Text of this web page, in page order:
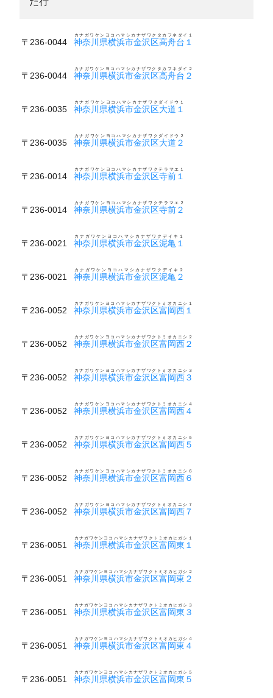
〒236-0044 神奈川県横浜市金沢区高舟台１
カナガワケンヨコハマシカナザワクタカフネダイ１
〒236-0044 神奈川県横浜市金沢区高舟台２
カナガワケンヨコハマシカナザワクタカフネダイ２
〒236-0035 神奈川県横浜市金沢区大道１
カナガワケンヨコハマシカナザワクダイドウ１
〒236-0035 神奈川県横浜市金沢区大道２
カナガワケンヨコハマシカナザワクダイドウ２
〒236-0014 神奈川県横浜市金沢区寺前１
カナガワケンヨコハマシカナザワクテラマエ１
〒236-0014 神奈川県横浜市金沢区寺前２
カナガワケンヨコハマシカナザワクテラマエ２
〒236-0021 神奈川県横浜市金沢区泥亀１
カナガワケンヨコハマシカナザワクデイキ１
〒236-0021 神奈川県横浜市金沢区泥亀２
カナガワケンヨコハマシカナザワクデイキ２
〒236-0052 神奈川県横浜市金沢区富岡西１
カナガワケンヨコハマシカナザワクトミオカニシ１
〒236-0052 神奈川県横浜市金沢区富岡西２
カナガワケンヨコハマシカナザワクトミオカニシ２
〒236-0052 神奈川県横浜市金沢区富岡西３
カナガワケンヨコハマシカナザワクトミオカニシ３
〒236-0052 神奈川県横浜市金沢区富岡西４
カナガワケンヨコハマシカナザワクトミオカニシ４
〒236-0052 神奈川県横浜市金沢区富岡西５
カナガワケンヨコハマシカナザワクトミオカニシ５
〒236-0052 神奈川県横浜市金沢区富岡西６
カナガワケンヨコハマシカナザワクトミオカニシ６
〒236-0052 神奈川県横浜市金沢区富岡西７
カナガワケンヨコハマシカナザワクトミオカニシ７
〒236-0051 神奈川県横浜市金沢区富岡東１
カナガワケンヨコハマシカナザワクトミオカヒガシ１
〒236-0051 神奈川県横浜市金沢区富岡東２
カナガワケンヨコハマシカナザワクトミオカヒガシ２
〒236-0051 神奈川県横浜市金沢区富岡東３
カナガワケンヨコハマシカナザワクトミオカヒガシ３
〒236-0051 神奈川県横浜市金沢区富岡東４
カナガワケンヨコハマシカナザワクトミオカヒガシ４
〒236-0051 神奈川県横浜市金沢区富岡東５
カナガワケンヨコハマシカナザワクトミオカヒガシ５